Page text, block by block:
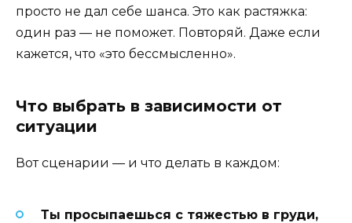
просто не дал себе шанса. Это как растяжка:
один раз — не поможет. Повторяй. Даже если
кажется, что «это бессмысленно».
Что выбрать в зависимости от
ситуации
Вот сценарии — и что делать в каждом:
Ты просыпаешься с тяжестью в груди,